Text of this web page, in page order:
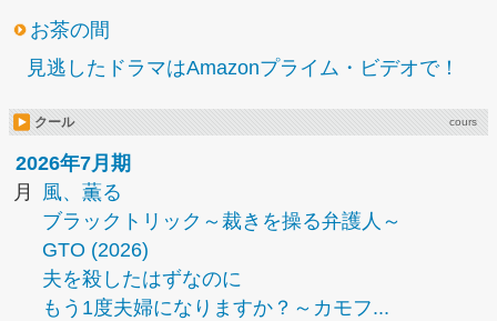
お茶の間
見逃したドラマはAmazonプライム・ビデオで！
クール cours
2026年7月期
月
風、薫る
ブラックトリック～裁きを操る弁護人～
GTO (2026)
夫を殺したはずなのに
もう1度夫婦になりますか？～カモフ...